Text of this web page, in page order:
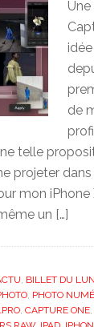
de
telle
projeter dans
mon iPhone
un […]
BILLET DU
, PHOTO
, CAPTURE ONE,